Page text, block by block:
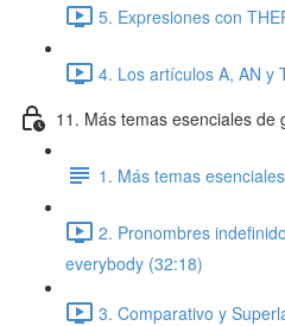
5. Expresiones con
4. Los artículos A, AN y
11. Más temas esenciales de
1. Más temas
2. Pronombres
everybody (32:18)
3. Comparativo y